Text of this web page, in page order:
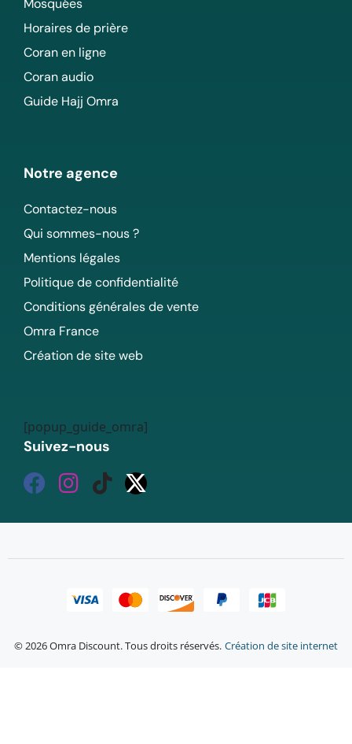
Horaires de prière
Coran en ligne
Coran audio
Guide Hajj Omra
Notre agence
Contactez-nous
Qui sommes-nous ?
Mentions légales
Politique de confidentialité
Conditions générales de vente
Omra France
Création de site web
[popup_guide_omra]
Suivez-nous
© 2026 Omra Discount. Tous droits réservés. Création de site internet